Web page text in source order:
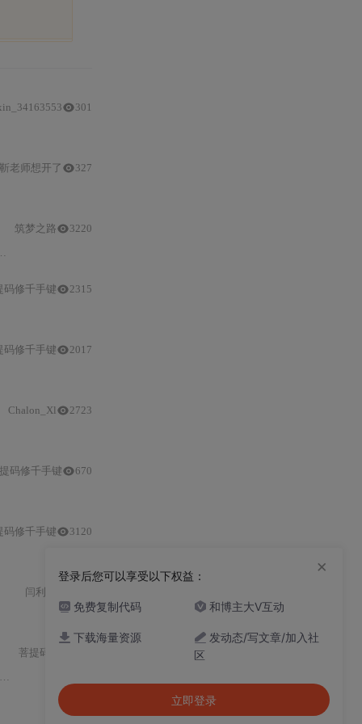
301
靳老师想开了 327
筑梦之路 3220
码修千手键 2315
码修千手键 2017
Chalon_Xl 2723
码修千手键 670
码修千手键 3120
闫利朋
菩提码修千手键
10492
登录后您可以享受以下权益：
免费复制代码 和博主大V互动
下载海量资源
发动态/写文章/加入社
区
×
立即登录